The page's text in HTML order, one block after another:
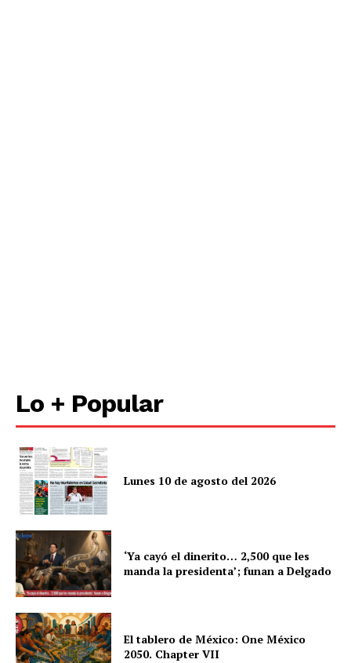
Lo + Popular
Lunes 10 de agosto del 2026
‘Ya cayó el dinerito… 2,500 que les
manda la presidenta’; funan a Delgado
El tablero de México: One México
2050. Chapter VII